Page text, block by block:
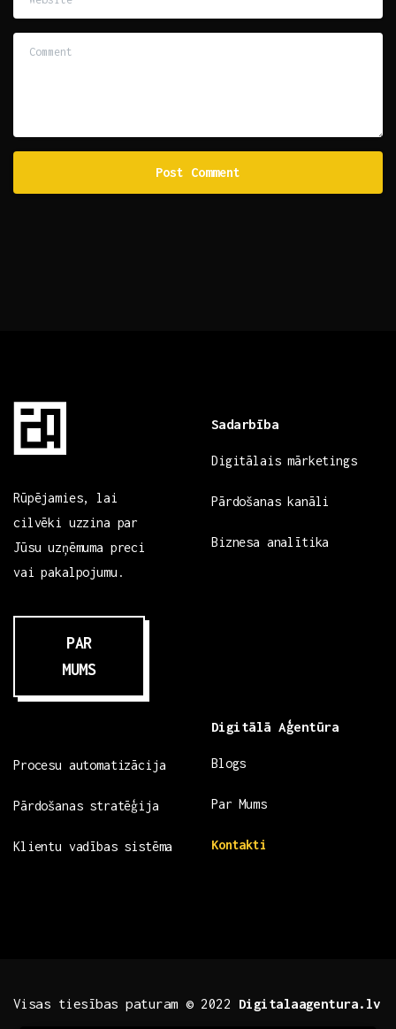
Rūpējamies, lai
cilvēki uzzina par
Jūsu uzņēmuma preci
vai pakalpojumu.
PAR
MUMS
Sadarbība
Digitālais mārketings
Pārdošanas kanāli
Biznesa analītika
Procesu automatizācija
Pārdošanas stratēģija
Klientu vadības sistēma
Digitālā Aģentūra
Blogs
Par Mums
Kontakti
Visas tiesības paturam © 2022 Digitalaagentura.lv